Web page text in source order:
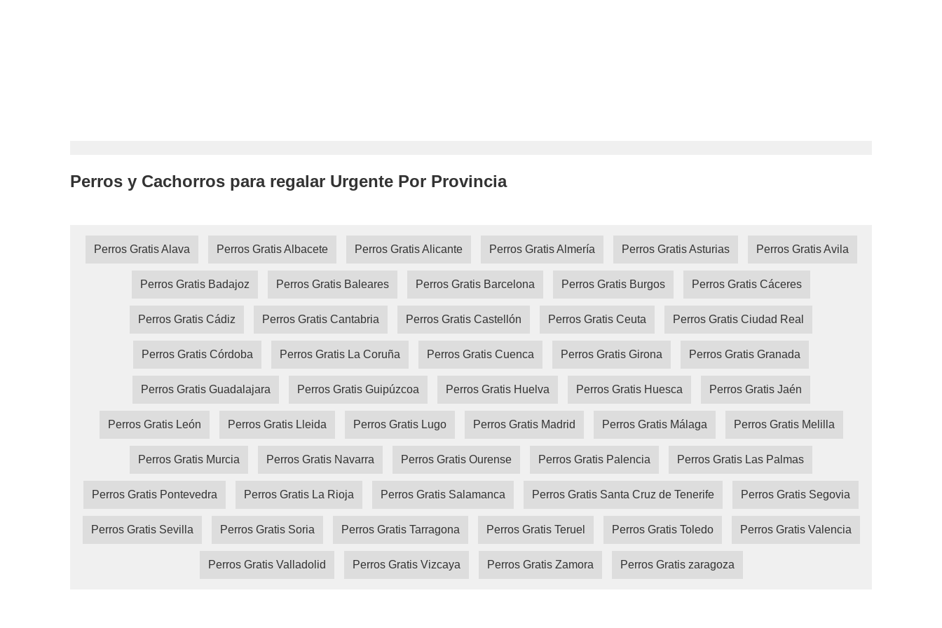
Perros y Cachorros para regalar Urgente Por Provincia
Perros Gratis Alava Perros Gratis Albacete Perros Gratis Alicante Perros Gratis Almería Perros Gratis Asturias Perros Gratis Avila
Perros Gratis Badajoz Perros Gratis Baleares Perros Gratis Barcelona Perros Gratis Burgos Perros Gratis Cáceres
Perros Gratis Cádiz Perros Gratis Cantabria Perros Gratis Castellón Perros Gratis Ceuta Perros Gratis Ciudad Real
Perros Gratis Córdoba Perros Gratis La Coruña Perros Gratis Cuenca Perros Gratis Girona Perros Gratis Granada
Perros Gratis Guadalajara Perros Gratis Guipúzcoa Perros Gratis Huelva Perros Gratis Huesca Perros Gratis Jaén
Perros Gratis León Perros Gratis Lleida Perros Gratis Lugo Perros Gratis Madrid Perros Gratis Málaga Perros Gratis Melilla
Perros Gratis Murcia Perros Gratis Navarra Perros Gratis Ourense Perros Gratis Palencia Perros Gratis Las Palmas
Perros Gratis Pontevedra Perros Gratis La Rioja Perros Gratis Salamanca Perros Gratis Santa Cruz de Tenerife Perros Gratis Segovia
Perros Gratis Sevilla Perros Gratis Soria Perros Gratis Tarragona Perros Gratis Teruel Perros Gratis Toledo Perros Gratis Valencia
Perros Gratis Valladolid Perros Gratis Vizcaya Perros Gratis Zamora Perros Gratis zaragoza